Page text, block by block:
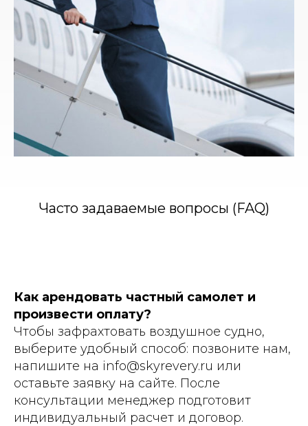
Часто задаваемые вопросы (FAQ)
Как арендовать частный самолет и
произвести оплату?
Чтобы зафрахтовать воздушное судно,
выберите удобный способ: позвоните нам,
напишите на info@skyrevery.ru или
оставьте заявку на сайте. После
консультации менеджер подготовит
индивидуальный расчет и договор.